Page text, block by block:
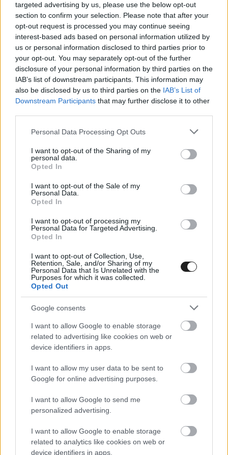
targeted advertising by us, please use the below opt-out
section to confirm your selection. Please note that after your
opt-out request is processed you may continue seeing
interest-based ads based on personal information utilized by
us or personal information disclosed to third parties prior to
your opt-out. You may separately opt-out of the further
disclosure of your personal information by third parties on the
IAB’s list of downstream participants. This information may
also be disclosed by us to third parties on the IAB’s List of
Downstream Participants that may further disclose it to other
Please note that this website/app uses one or more Google
not limited to your visit or usage behaviour. You may click to
grant or deny consent to Google and its third-party tags to
use your data for below specified purposes in below Google
consent section.
Personal Data Processing Opt Outs
I want to opt-out of the Sharing of my
personal data.
Opted In
I want to opt-out of the Sale of my
Personal Data.
Opted In
I want to opt-out of processing my
Personal Data for Targeted Advertising.
Opted In
I want to opt-out of Collection, Use,
Retention, Sale, and/or Sharing of my
Personal Data that Is Unrelated with the
Purposes for which it was collected.
Opted Out
Google consents
I want to allow Google to enable storage
related to advertising like cookies on web or
device identifiers in apps.
I want to allow my user data to be sent to
Google for online advertising purposes.
I want to allow Google to send me
personalized advertising.
I want to allow Google to enable storage
related to analytics like cookies on web or
device identifiers in apps.
Martens és Illman ezt egy
podcastbeszélgetés
elmondta, tudomása szerint a GP becenévre
hallgató mérnök nem most, hanem a 2027-es
szezont követően megy, azaz egy ideig még a
Red Bull kötelékében marad.
Nem úgy, mint a Verstappen közvetlen